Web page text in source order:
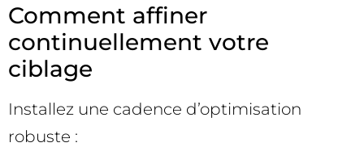
Comment affiner
continuellement votre
ciblage
Installez une cadence d’optimisation
robuste :